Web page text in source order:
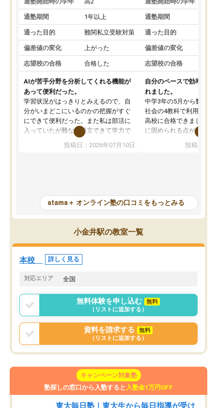
通塾期間 1年以上
通った目的 難関私立受験対策
偏差値の変化 上がった
志望校の合格 合格した
AIが苦手分野を分析してくれる機能が
あって便利だった。
学習状況がはっきりとみえるので、自
分がいまどこにいるのかの把握がすぐ
にできて便利だった。また私は部活に
入っていたが難なく両立できて学力で
も部活でも結果を残すことができてよ
かった。また問題演習の際に、自分が
が、自分で自分の管理ができない人に
とっては難しい部分もあるのではない
かと思った。
投稿日：2026年07月10日
通塾期間
通った目的
偏差値の変化
志望校の合格
自分のペースで効率よく
れました。
中学3年の5月から数学・
社会の4教科で利用し、
高校に合格できました。
に固められる点が魅力で
項目のおかげで、手軽
元数が可視化されるので
しながら意欲的に取り組
常に効果を実感している
すめできる塾です。
投稿日：
atama＋ オンライン塾の口コミをもっとみる
小金井駅の教室一覧
本校 詳しく見る
対応エリア 全国
無料体験を申し込む
無料
（リストに追加する）
資料を請求する
無料
（リストに追加する）
キャンペーン対象塾
塾探しの窓口から入塾すると 入塾金1万円OFF
東大毎日塾｜東大生から毎日指導が受け